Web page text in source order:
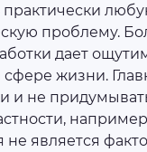
практически
проблему.
дает
жизни.
и не
не является